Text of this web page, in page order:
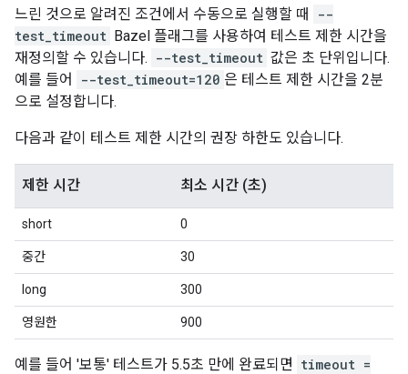
느린 것으로 알려진 조건에서 수동으로 실행할 때
--
test_timeout Bazel 플래그를 사용하여 테스트 제한 시간을
재정의할 수 있습니다. --test_timeout 값은 초 단위입니다.
예를 들어
--test_timeout=120 은 테스트 제한 시간을 2분
으로 설정합니다.
다음과 같이 테스트 제한 시간의 권장 하한도 있습니다.
제한 시간 최소 시간 (초)
short 0
중간 30
long 300
영원한 900
예를 들어 '보통' 테스트가 5.5초 만에 완료되면 timeout =